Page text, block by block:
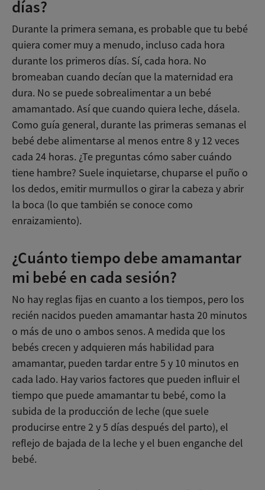
días?
Durante la primera semana, es probable que tu bebé
quiera comer muy a menudo, incluso cada hora
durante los primeros días. Sí, cada hora. No
bromeaban cuando decían que la maternidad era
dura. No se puede sobrealimentar a un bebé
amamantado. Así que cuando quiera leche, dásela.
Como guía general, durante las primeras semanas el
bebé debe alimentarse al menos entre 8 y 12 veces
cada 24 horas. ¿Te preguntas cómo saber cuándo
tiene hambre? Suele inquietarse, chuparse el puño o
los dedos, emitir murmullos o girar la cabeza y abrir
la boca (lo que también se conoce como
enraizamiento).
¿Cuánto tiempo debe amamantar
mi bebé en cada sesión?
No hay reglas fijas en cuanto a los tiempos, pero los
recién nacidos pueden amamantar hasta 20 minutos
o más de uno o ambos senos. A medida que los
bebés crecen y adquieren más habilidad para
amamantar, pueden tardar entre 5 y 10 minutos en
cada lado. Hay varios factores que pueden influir el
tiempo que puede amamantar tu bebé, como la
subida de la producción de leche (que suele
producirse entre 2 y 5 días después del parto), el
reflejo de bajada de la leche y el buen enganche del
bebé.